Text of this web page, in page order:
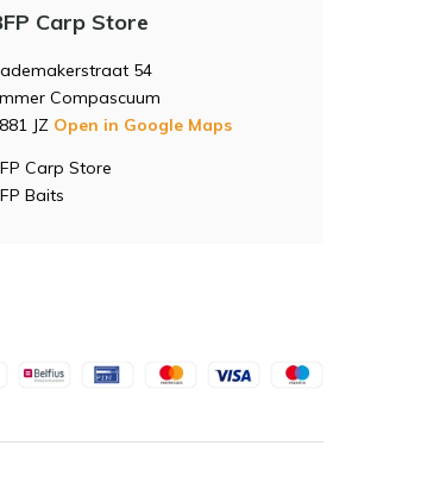
Carp Store
54
Compascuum
JZ Open in Google Maps
Carp Store
Baits